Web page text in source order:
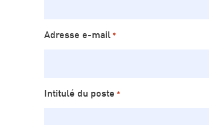
Adresse e-mail *
Intitulé du poste *